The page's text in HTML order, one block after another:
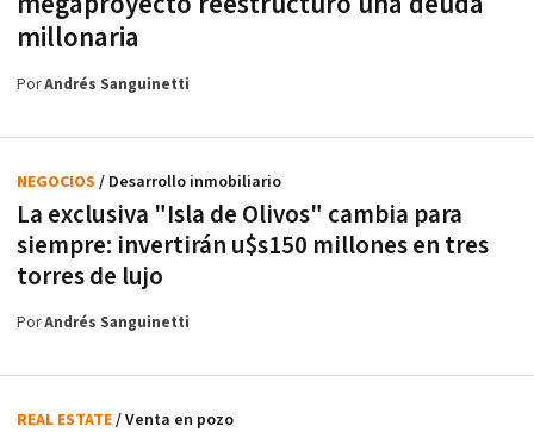
millonaria
PorAndrés Sanguinetti
La exclusiva "Isla de Olivos" cambia para
siempre: invertirán u$s150 millones en tres
torres de lujo
NEGOCIOS / Desarrollo inmobiliario
PorAndrés Sanguinetti
REAL ESTATE/ Venta en pozo